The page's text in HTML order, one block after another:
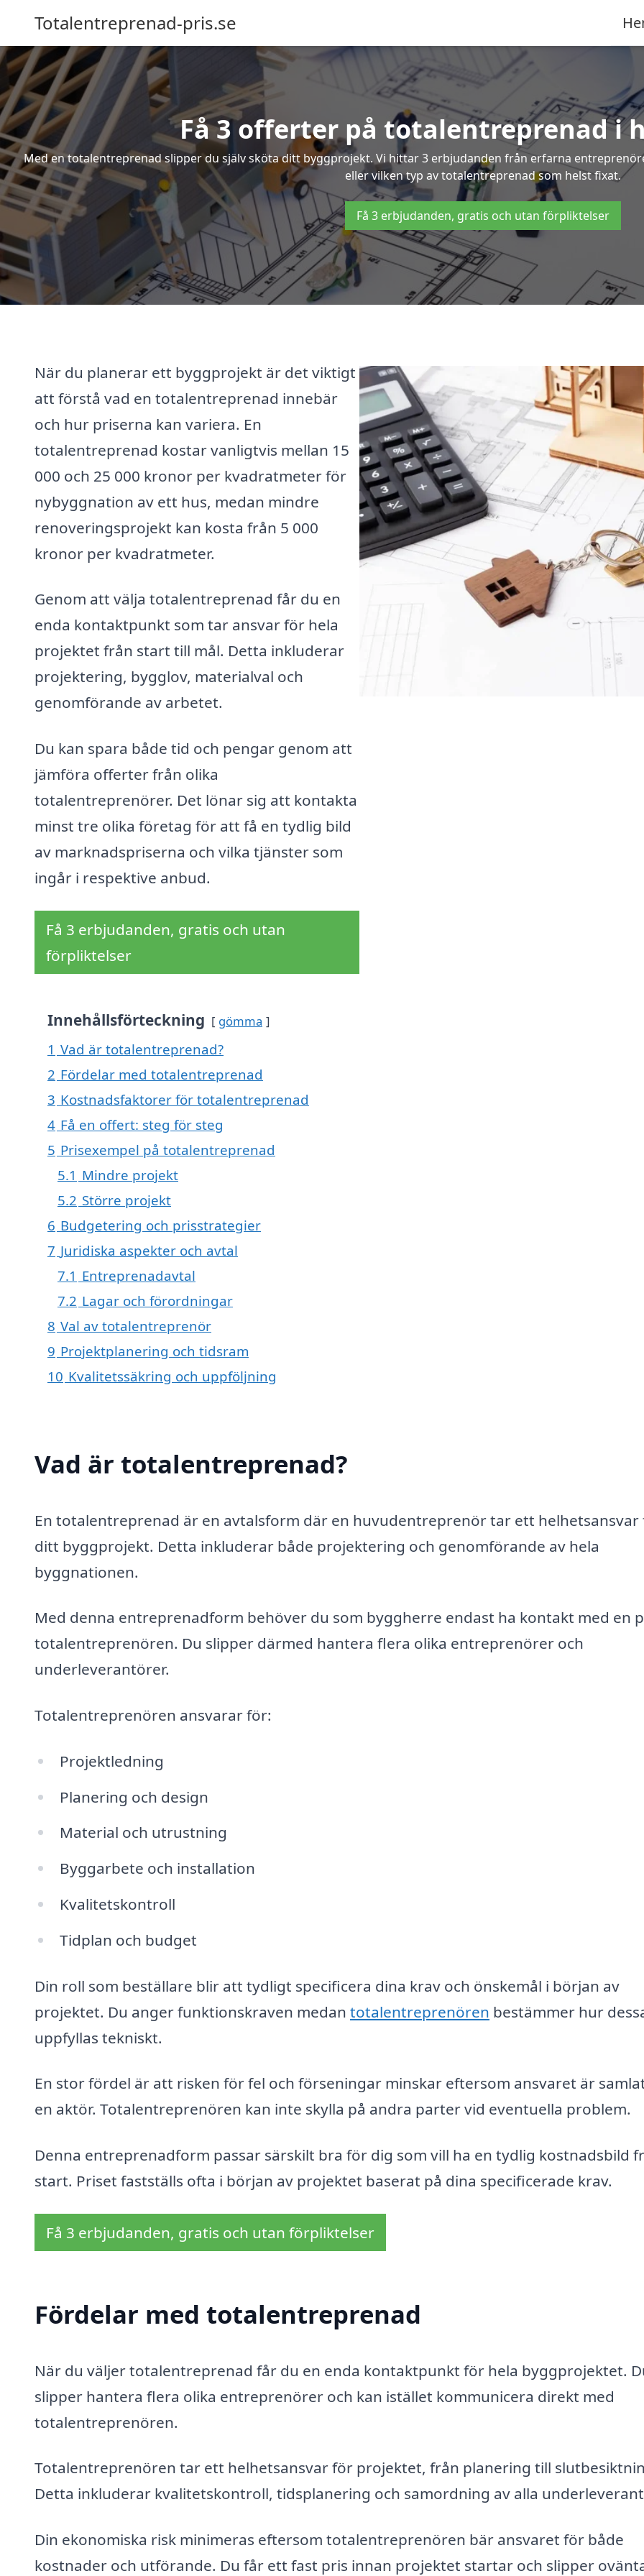
Totalentreprenad-pris.se
Få 3 offerter på totalentreprenad i
Med en totalentreprenad slipper du själv sköta ditt byggprojekt. Vi hittar 3 erbjudanden från erfarna
eller vilken typ av totalentreprenad som helst fixat.
Få 3 erbjudanden, gratis och utan förpliktelser
När du planerar ett byggprojekt är det viktigt
att förstå vad en totalentreprenad innebär
och hur priserna kan variera. En
totalentreprenad kostar vanligtvis mellan 15
000 och 25 000 kronor per kvadratmeter för
nybyggnation av ett hus, medan mindre
renoveringsprojekt kan kosta från 5 000
kronor per kvadratmeter.
Genom att välja totalentreprenad får du en
enda kontaktpunkt som tar ansvar för hela
projektet från start till mål. Detta inkluderar
projektering, bygglov, materialval och
genomförande av arbetet.
Du kan spara både tid och pengar genom att
jämföra offerter från olika
totalentreprenörer. Det lönar sig att kontakta
minst tre olika företag för att få en tydlig bild
av marknadspriserna och vilka tjänster som
ingår i respektive anbud.
Få 3 erbjudanden, gratis och utan
förpliktelser
Innehållsförteckning gömma
1 Vad är totalentreprenad?
2 Fördelar med totalentreprenad
3 Kostnadsfaktorer för totalentreprenad
4 Få en offert: steg för steg
5 Prisexempel på totalentreprenad
5.1 Mindre projekt
5.2 Större projekt
6 Budgetering och prisstrategier
7 Juridiska aspekter och avtal
7.1 Entreprenadavtal
7.2 Lagar och förordningar
8 Val av totalentreprenör
9 Projektplanering och tidsram
10 Kvalitetssäkring och uppföljning
Vad är totalentreprenad?
En totalentreprenad är en avtalsform där en huvudentreprenör tar ett helhetsansvar
ditt byggprojekt. Detta inkluderar både projektering och genomförande av hela
byggnationen.
Med denna entreprenadform behöver du som byggherre endast ha kontakt med en
totalentreprenören. Du slipper därmed hantera flera olika entreprenörer och
underleverantörer.
Totalentreprenören ansvarar för:
Projektledning
Planering och design
Material och utrustning
Byggarbete och installation
Kvalitetskontroll
Tidplan och budget
Din roll som beställare blir att tydligt specificera dina krav och önskemål i början av
projektet. Du anger funktionskraven medan totalentreprenören bestämmer hur
uppfyllas tekniskt.
En stor fördel är att risken för fel och förseningar minskar eftersom ansvaret är
en aktör. Totalentreprenören kan inte skylla på andra parter vid eventuella problem.
Denna entreprenadform passar särskilt bra för dig som vill ha en tydlig kostnadsbild
start. Priset fastställs ofta i början av projektet baserat på dina specificerade krav.
Få 3 erbjudanden, gratis och utan förpliktelser
Fördelar med totalentreprenad
När du väljer totalentreprenad får du en enda kontaktpunkt för hela byggprojektet.
slipper hantera flera olika entreprenörer och kan istället kommunicera direkt med
totalentreprenören.
Totalentreprenören tar ett helhetsansvar för projektet, från planering till
Detta inkluderar kvalitetskontroll, tidsplanering och samordning av alla
Din ekonomiska risk minimeras eftersom totalentreprenören bär ansvaret för både
kostnader och utförande. Du får ett fast pris innan projektet startar och slipper